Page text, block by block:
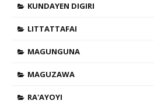
KUNDAYEN DIGIRI
LITTATTAFAI
MAGUNGUNA
MAGUZAWA
RA'AYOYI